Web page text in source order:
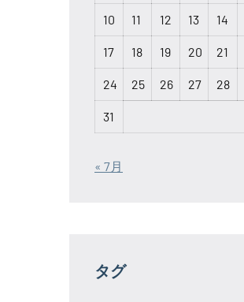
10 11 12 13 14
17 18 19 20 21
24 25 26 27 28
31
« 7月
タグ